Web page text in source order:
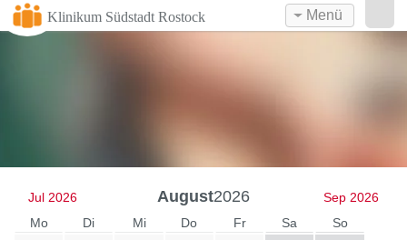
Klinikum Südstadt Rostock Menü
Jul 2026 August2026
Sep 2026
Mo
Di Mi Do Fr Sa
So